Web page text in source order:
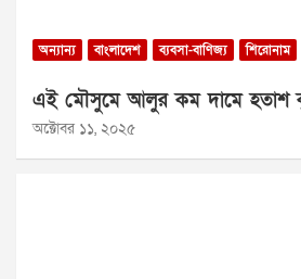
অন্যান্য বাংলাদেশ ব্যবসা-বাণিজ্য শিরোনাম
এই মৌসুমে আলুর কম দামে হতাশ
অক্টোবর ১১, ২০২৫